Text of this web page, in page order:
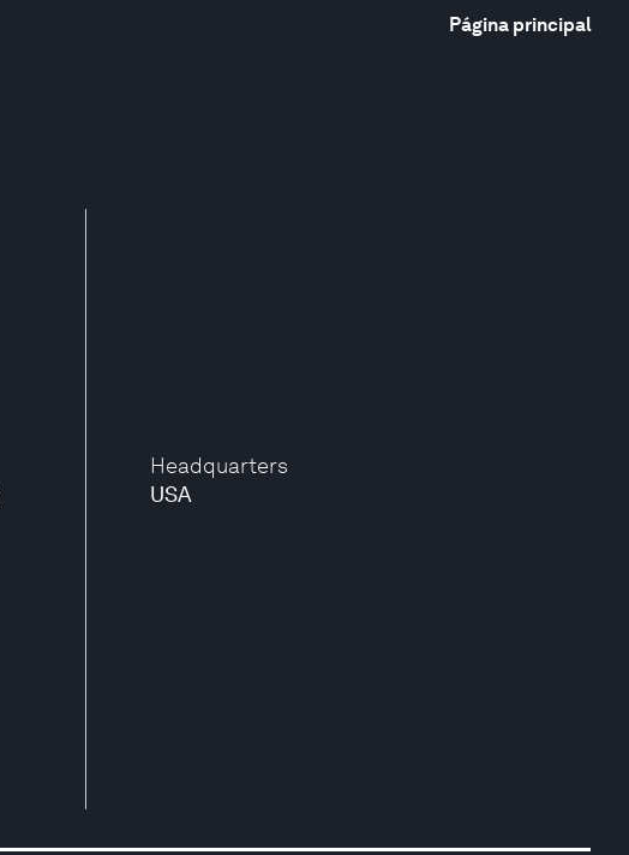
Página principal
Headquarters
USA